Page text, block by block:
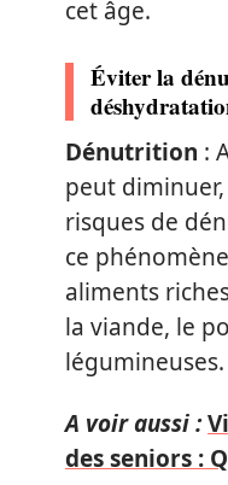
cet âge.
Éviter la
Dénutrition :
peut
risques de
ce
aliments
la viande, le
légumineuses.
A voir aussi :
des seniors :